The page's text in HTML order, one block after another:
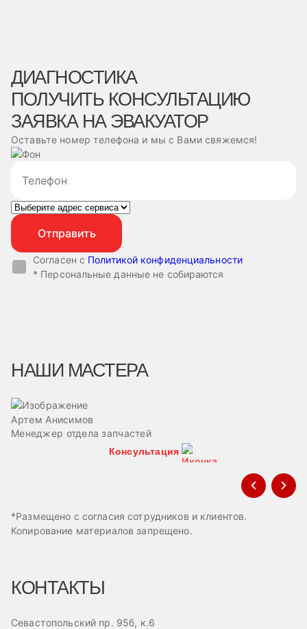
ДИАГНОСТИКА
ПОЛУЧИТЬ КОНСУЛЬТАЦИЮ
ЗАЯВКА НА ЭВАКУАТОР
Оставьте номер телефона и мы с Вами свяжемся!
Согласен с Политикой конфиденциальности
* Персональные данные не собираются
НАШИ МАСТЕРА
Артем Анисимов
Менеджер отдела запчастей
Консультация
*Размещено с согласия сотрудников и клиентов.
Копирование материалов запрещено.
КОНТАКТЫ
Севастопольский пр. 95б, к.6